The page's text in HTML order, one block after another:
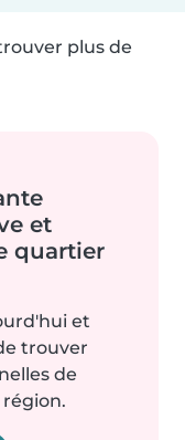
plus de
et
quartier
et
trouver
de